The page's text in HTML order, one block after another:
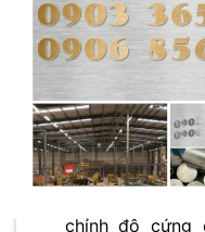
dụng yêu cầu
Cải thiện độ
luyện
có thể
mỏi củađồng
tải trọng lớn
Điều chỉnh độ
chỉnh độ